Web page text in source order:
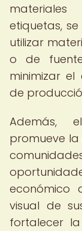
etiquetas,
utilizar
o de
minimizar
de
Además,
promueve
económico
visual de
fortalecer